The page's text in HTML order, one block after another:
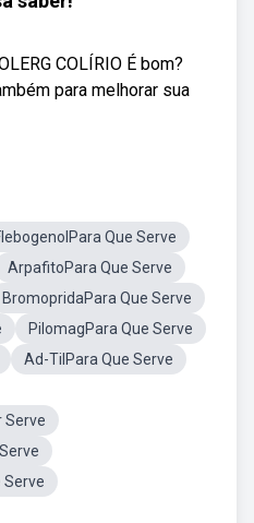
COLÍRIO É bom?
para melhorar sua
Que Serve
ArpafitoPara Que Serve
BromopridaPara Que Serve
PilomagPara Que Serve
Ad-TilPara Que Serve
Serve
Serve